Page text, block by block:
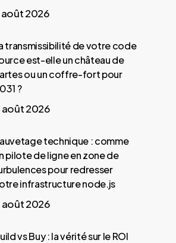
août 2026
transmissibilité de votre code
est-elle un château de
ou un coffre-fort pour
?
août 2026
technique : comme
pilote de ligne en zone de
pour redresser
infrastructure node.js
août 2026
vs Buy : la vérité sur le ROI